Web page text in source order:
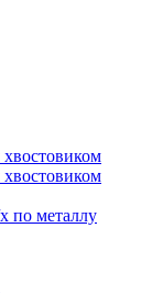
по металлу